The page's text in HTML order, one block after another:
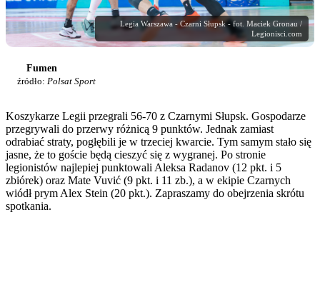
Legia Warszawa - Czarni Słupsk - fot. Maciek Gronau /
Legionisci.com
Fumen
źródło: Polsat Sport
Koszykarze Legii przegrali 56-70 z Czarnymi Słupsk. Gospodarze
przegrywali do przerwy różnicą 9 punktów. Jednak zamiast
odrabiać straty, pogłębili je w trzeciej kwarcie. Tym samym stało się
jasne, że to goście będą cieszyć się z wygranej. Po stronie
legionistów najlepiej punktowali Aleksa Radanov (12 pkt. i 5
zbiórek) oraz Mate Vuvić (9 pkt. i 11 zb.), a w ekipie Czarnych
wiódł prym Alex Stein (20 pkt.). Zapraszamy do obejrzenia skrótu
spotkania.